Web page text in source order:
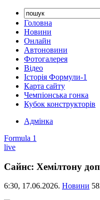
Головна
Новини
Онлайн
Автоновини
Фотогалерея
Відео
Історія Формули-1
Карта сайту
Чемпіонська гонка
Кубок конструкторів
Адмінка
Formula 1
live
Сайнс: Хемілтону
6:30, 17.06.2026. Новини